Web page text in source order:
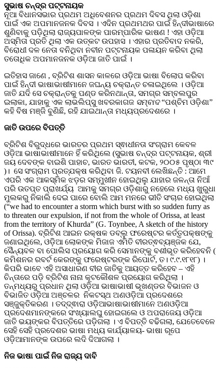
ସୁଭାଷ ଚନ୍ଦ୍ର ପଟ୍ଟନାୟକ
ନୂଆ ବିଧାନସଭାର ପ୍ରଥମ ଅଧିବେଶନର ପ୍ରଥମ ଦିବସ ଥିଲା ଓଡ଼ିଶା
ପାଇଁ ଏକ ଅପମାନଜନକ ଦିବସ । ଏଦିନ ପ୍ରଥମଥର ପାଇଁ ହିନ୍ଦୀଭାଷାରେ
ଶୁଣିବାକୁ ପଡ଼ିଥିଲା ରାଜ୍ୟପାଳଙ୍କ ପାରମ୍ପାରିକ ଭାଷଣ ! ଏହା ଓଡ଼ିଆ
ଅସ୍ମିତା ପ୍ରତି ଥିଲା ଏକ ଉତ୍କଟ ଉପହାସ । ଏହାର ପ୍ରତିବାଦ ନକରି,
ବିରୋଧୀ ଦଳ ନେତା ବନିଥିବା ନବୀନ ପଟ୍ଟନାୟକ ପଳାୟନ କରିବା ଥିଲା
ତତୋଧିକ ଅପମାନଜନକ ଓଡ଼ିଆ ଜାତି ପାଇଁ ।
ଇତିହାସ ଜାଣେ , ବ୍ରିଟିଶ ଶାସନ କାଳରେ ଓଡ଼ିଆ ଭାଷା ବିଲୋପ କରିବା
ପାଇଁ ହିନ୍ଦୀ ଭାଷାଭାଷୀମାନେ ଜଘନ୍ୟ ଚକ୍ରାନ୍ତ ଚଳାଇଥିଲେ । ଓଡ଼ିଆ
ଜାତି ଯଦି ସେ ଚକ୍ରାନ୍ତକୁ ପଣ୍ଡ କରିନଥାନ୍ତା, ସମଗ୍ର ସମ୍ବଲପୁର
ଇଲାକା, ଯାହାକୁ ଏକ ଲାଭଲିପ୍ସୁ ଖବରକାଗଜ ସମ୍ବାଦ“ପଶ୍ଚିମ ଓଡ଼ିଶା”
କହି ବିଷ ମଞ୍ଜି ବୁଣିଛି, ରହି ଯାଇଥାନ୍ତା ମଧ୍ୟପ୍ରଦେଶରେ ।
ଜାତି ଉପରେ ବିପତ୍ତି
ବ୍ରିଟିଶ ବିରୁଦ୍ଧରେ ଭାରତର ପ୍ରଥମ ସ୍ଵାଧୀନତା ସଂଗ୍ରାମ କେବଳ
ଓଡ଼ିଆ ଭାଷାଭାଷୀମାନେ ହିଁ କରିଥିଲେ (ସୁଭାଷ ଚନ୍ଦ୍ର ପଟ୍ଟନାୟକ, ଶ୍ରୀ
ଜୟ ଦେବଙ୍କ ବାଇଶି ପାହାଚ, ଭାରତ ଭାରତୀ, କଟକ, ୨୦୦୫ ପୃଷ୍ଠା ୩୯
)। ସେ ସଂଗ୍ରାମ ପ୍ରତ୍ଯକ୍ଷ କରିଥିବା ଜି. ଟୟନବୀ ଲେଖିଛନ୍ତି : ଆମେ
ଏପରି ଏକ ଆକସ୍ମିକ ଝଡ଼ର ସମ୍ମୁଖୀନ ହୋଇଥିଲୁ ଯାହାର ଜଳନ୍ତା ନିଆଁ
ପରି ଉତପ୍ତ ପ୍ରାଖର୍ଯ୍ୟ ଆମକୁ ସମଗ୍ର ଓଡ଼ିଶାରୁ ନହେଲେ ମଧ୍ୟ ଖୁରୁଧା
ମୁଲକରୁ ନିକାଲି ଦେଇ ପାରେ ବୋଲି ଆମ ମନରେ ଭୀତି ସଂଚାର ହୋଇଥିଲା
(“we had to encounter a storm which burst with so sudden furry as
to threaten our expulsion, if not from the whole of Orissa, at least
from the territory of Khurda” (G. Toynbee, A sketch of the history
of Orissa). ବ୍ରିଟିଶ ଆଇନ ରକ୍ଷକ ଡବ୍ଲୁ ଫରେଷ୍ଟର କର୍ତ୍ତୃପକ୍ଷଙ୍କୁ
ଜଣାଇଥିଲେ, ଓଡ଼ିଆ ଲୋକଙ୍କ ମିଜାଜ ଏମିତି ବୀରତ୍ଵବ୍ୟଞ୍ଜକ ଯେ,
ସୈନ୍ୟବଳ ବା ପୋଲିସ ପ୍ରୟୋଗ କରି ସେମାନଙ୍କୁ ବଶୀଭୂତ କରିହେବନି (
କମିଶନର ରବର୍ଟ କେରଙ୍କୁ ଫରେଷ୍ଟରଙ୍କ ରିପୋର୍ଟ, ତ। ୯.୯.୧୮୧୮) ।
କିପରି ଭାବେ ଏହି ଅସାଧାରଣ ବୀର ଜାତିକୁ ଆୟତ୍ତ କରିହେବ – ଏହି
ଚିନ୍ତାରେ ପଡ଼ି ବ୍ରିଟିଶ ନାନା କୂଟକୌଶଳ ପ୍ରୟୋଗ କରିଥିଲା ।
ତନ୍ମଧ୍ୟରୁ ପ୍ରଧାନ ଥିଲା ଓଡ଼ିଆ ଭାଷାଭାଷୀ ଭୂଖଣ୍ଡର ବିଭାଜନ ଓ
ବିଭାଜିତ ଓଡ଼ିଆ ଅଞ୍ଚଳର ନିକଟସ୍ଥ ଅଣଓଡ଼ିଆ ପ୍ରଦେଶରେ
ସଞ୍ଜୁକ୍ତିକରଣ । ତଦ୍ଦ୍ଵାରା ଓଡ଼ିଆଭାଷାଭାଷୀମାନେ ଅଣଓଡ଼ିଆ
ପ୍ରଦେଶମାନଙ୍କରେ ସଂଖ୍ୟାଲଘୁ ହୋଇଗଲେ ଓ ଅପରାଜେୟ ଓଡ଼ିଆ
ଜାତି ଭୟଙ୍କର ବିପତ୍ତିରେ ପଡ଼ିଗଲା । ଏ ବିପତ୍ତି ବଢିଗଲା, ଯେତେବେଳେ
ସେହି ସେହି ପ୍ରଦେଶର ଭାଷା ମଧ୍ୟ କାର୍ଯ୍ୟାଳୟ- ଭାଷା ରୂପେ
ଓଡ଼ିଆମାନଙ୍କ ଉପରେ ଲଦି ଦିଆଗଲା ।
ନିଜ ଭାଷା ପାଇଁ ନିଜ ରାଜ୍ୟ ଦାବି